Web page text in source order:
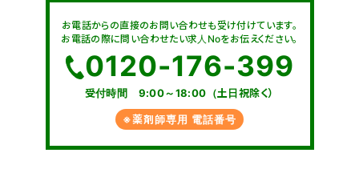
お電話からの直接のお問い合わせも受け付けています。
お電話の際に問い合わせたい求人Noをお伝えください。
0120-176-399
受付時間 9:00～18:00（土日祝除く）
※薬剤師専用 電話番号